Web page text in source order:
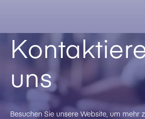
uns
Besuchen Sie unsere Website, um mehr